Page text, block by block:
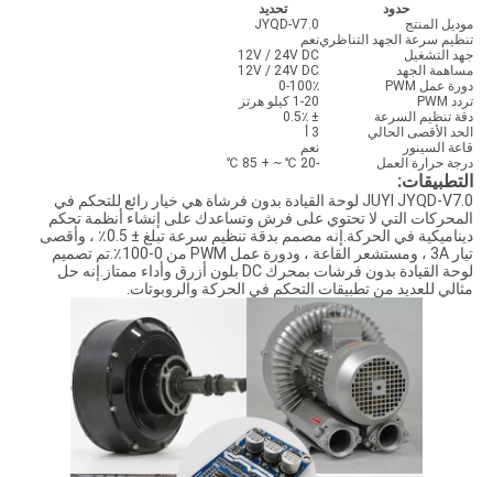
حدود
تحديد
موديل المنتج
JYQD-V7.0
تنظيم سرعة الجهد التناظرينعم
جهد التشغيل
12V / 24V DC
مساهمة الجهد
12V / 24V DC
دورة عمل PWM
0-100٪
تردد PWM
1-20 كيلو هرتز
دقة تنظيم السرعة
± 0.5٪
الحد الأقصى الحالي
3 أ
قاعة السينور
نعم
درجة حرارة العمل
-20 ℃ ~ + 85 ℃
التطبيقات:
JUYI JYQD-V7.0 لوحة القيادة بدون فرشاة هي خيار رائع للتحكم في
المحركات التي لا تحتوي على فرش وتساعدك على إنشاء أنظمة تحكم
ديناميكية في الحركة.إنه مصمم بدقة تنظيم سرعة تبلغ ± 0.5٪ ، وأقصى
تيار 3A ، ومستشعر القاعة ، ودورة عمل PWM من 0-100٪.تم تصميم
لوحة القيادة بدون فرشات بمحرك DC بلون أزرق وأداء ممتاز.إنه حل
مثالي للعديد من تطبيقات التحكم في الحركة والروبوتات.